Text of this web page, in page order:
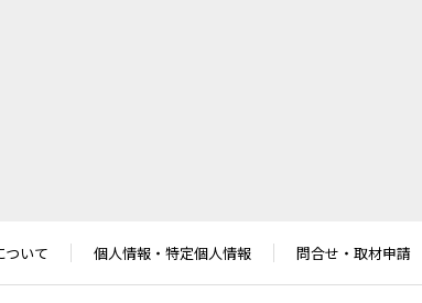
ついて 個人情報・特定個人情報 問合せ・取材申請